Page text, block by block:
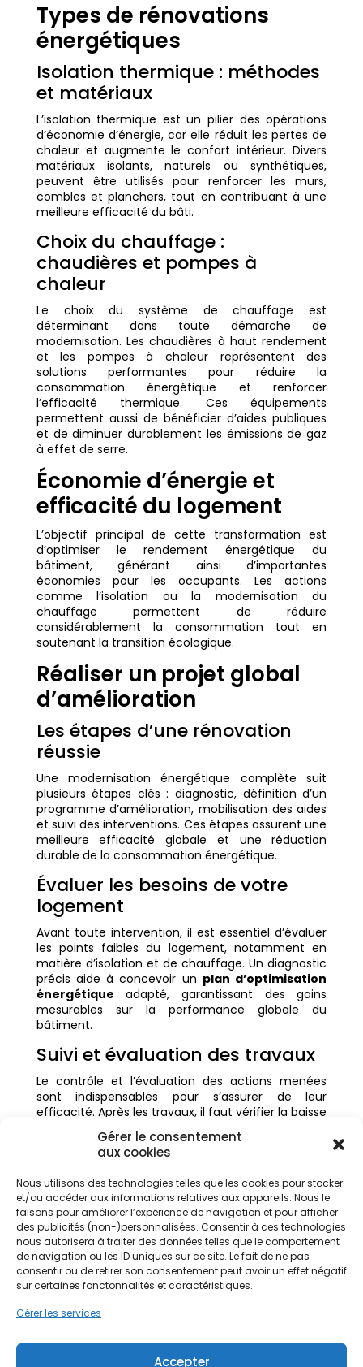
Gérer le consentement
aux cookies
Nous utilisons des technologies telles que les cookies pour stocker
et/ou accéder aux informations relatives aux appareils. Nous le
faisons pour améliorer l’expérience de navigation et pour afficher
des publicités (non-)personnalisées. Consentir à ces technologies
nous autorisera à traiter des données telles que le comportement
de navigation ou les ID uniques sur ce site. Le fait de ne pas
consentir ou de retirer son consentement peut avoir un effet négatif
sur certaines fonctonnalités et caractéristiques.
Gérer les services
Accepter
Types de rénovations
énergétiques
Isolation thermique : méthodes
et matériaux
L’isolation thermique est un pilier des opérations
d’économie d’énergie, car elle réduit les pertes de
chaleur et augmente le confort intérieur. Divers
matériaux isolants, naturels ou synthétiques,
peuvent être utilisés pour renforcer les murs,
combles et planchers, tout en contribuant à une
meilleure efficacité du bâti.
Choix du chauffage :
chaudières et pompes à
chaleur
Le choix du système de chauffage est
déterminant dans toute démarche de
modernisation. Les chaudières à haut rendement
et les pompes à chaleur représentent des
solutions performantes pour réduire la
consommation énergétique et renforcer
l’efficacité thermique. Ces équipements
permettent aussi de bénéficier d’aides publiques
et de diminuer durablement les émissions de gaz
à effet de serre.
Économie d’énergie et
efficacité du logement
L’objectif principal de cette transformation est
d’optimiser le rendement énergétique du
bâtiment, générant ainsi d’importantes
économies pour les occupants. Les actions
comme l’isolation ou la modernisation du
chauffage permettent de réduire
considérablement la consommation tout en
soutenant la transition écologique.
Réaliser un projet global
d’amélioration
Les étapes d’une rénovation
réussie
Une modernisation énergétique complète suit
plusieurs étapes clés : diagnostic, définition d’un
programme d’amélioration, mobilisation des aides
et suivi des interventions. Ces étapes assurent une
meilleure efficacité globale et une réduction
durable de la consommation énergétique.
Évaluer les besoins de votre
logement
Avant toute intervention, il est essentiel d’évaluer
les points faibles du logement, notamment en
matière d’isolation et de chauffage. Un diagnostic
précis aide à concevoir un plan d’optimisation
énergétique adapté, garantissant des gains
mesurables sur la performance globale du
bâtiment.
Suivi et évaluation des travaux
Le contrôle et l’évaluation des actions menées
sont indispensables pour s’assurer de leur
efficacité. Après les travaux, il faut vérifier la baisse
réelle de la consommation et l’amélioration du
confort. Un suivi rigoureux, soutenu par les aides
de l’Anah, garantit la durabilité des bénéfices
Modernisation et
ménages : un impact
concret
Les bénéfices sur la facture
d’énergie